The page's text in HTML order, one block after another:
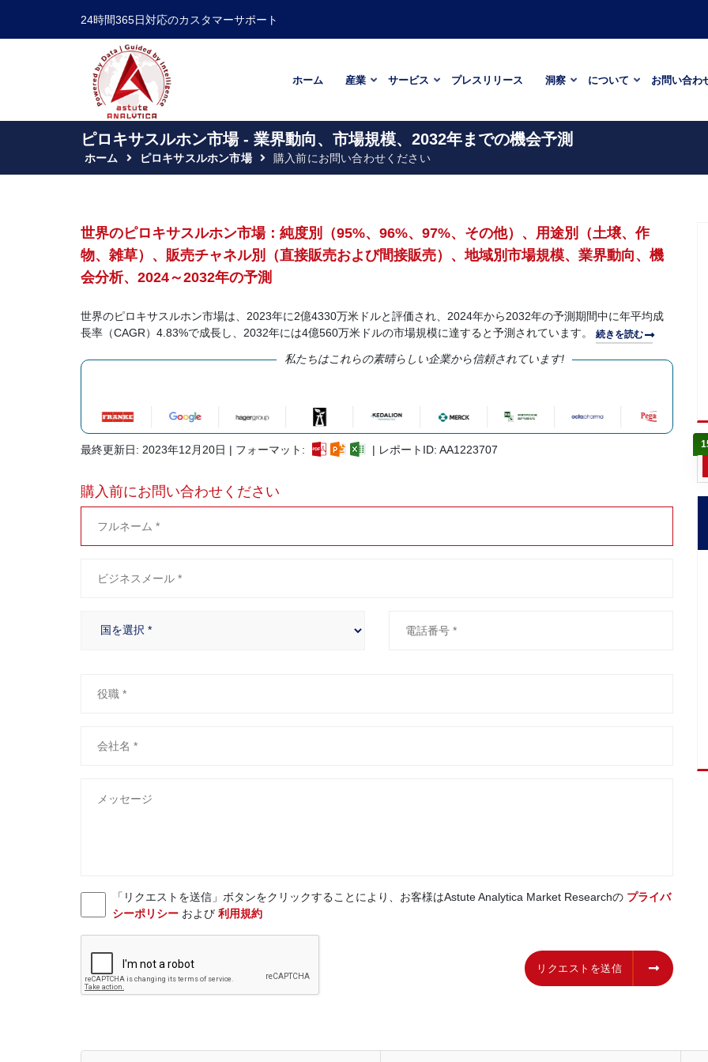
24時間365日対応のカスタマーサポート
ホーム 産業 サービス プレスリリース 洞察 について お問い合わ
ピロキサスルホン市場 - 業界動向、市場規模、2032年までの機会予測
ホーム ピロキサスルホン市場 購入前にお問い合わせください
世界のピロキサスルホン市場：純度別（95%、96%、97%、その他）、用途別（土壌、作
物、雑草）、販売チャネル別（直接販売および間接販売）、地域別市場規模、業界動向、機
会分析、2024～2032年の予測
世界のピロキサスルホン市場は、2023年に2億4330万米ドルと評価され、2024年から2032年の予測期間中に年平均成
長率（CAGR）4.83%で成長し、2032年には4億560万米ドルの市場規模に達すると予測されています。 続きを読む
私たちはこれらの素晴らしい企業から信頼されています!
最終更新日: 2023年12月20日 | フォーマット: | レポートID: AA1223707
購入前にお問い合わせください
「リクエストを送信」ボタンをクリックすることにより、お客様はAstute Analytica Market Researchの プライバ
シーポリシーおよび 利用規約
リクエストを送信